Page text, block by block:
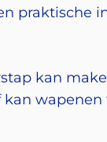
praktische
kan